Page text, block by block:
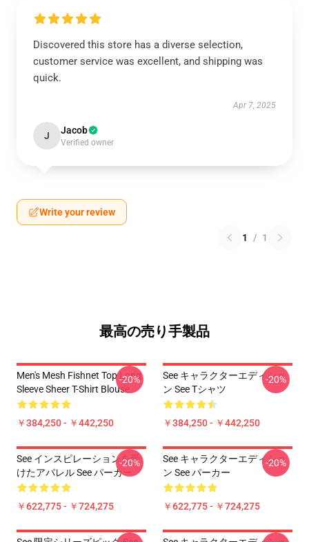
Discovered this store has a diverse selection,
customer service was excellent, and shipping was
quick.
Apr 7, 2025
J Jacob
Verified owner
Write your review
1 / 1
最高の売り手製品
Men's Mesh Fishnet Top Long
Sleeve Sheer T-Shirt Blouse
￥384,250 - ￥442,250
-20%
See キャラクターエディショ
ン See Tシャツ
￥384,250 - ￥442,250
-20%
See インスピレーションを受
けたアパレル See パーカー
￥622,775 - ￥724,275
-20%
See キャラクターエディショ
ン See パーカー
￥622,775 - ￥724,275
-20%